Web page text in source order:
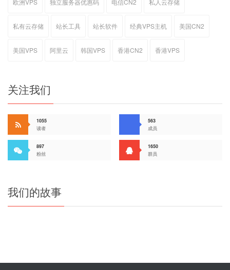
欧洲VPS 独立服务器优惠码 电信CN2 私人云存储
私有云存储 站长工具 站长软件 经典VPS主机 美国CN2
美国VPS 阿里云 韩国VPS 香港CN2 香港VPS
关注我们
1055
读者
563
成员
897
粉丝
1650
群员
我们的故事